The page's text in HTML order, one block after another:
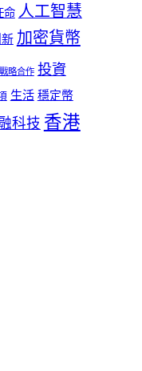
命人工智慧
加密貨幣
略合作 投資
生活穩定幣
科技香港